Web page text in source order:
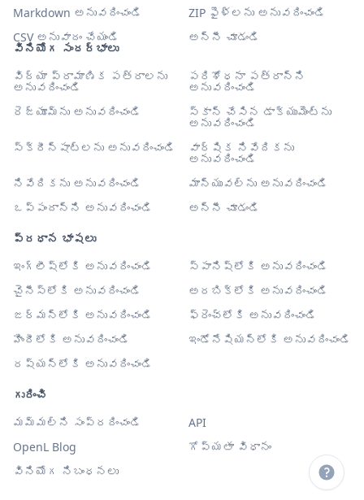
వినియోగ సందర్భాలు
విద్యా ప్రామాణిక పత్రాలను
అనువదించండి
పరిశోధనా పత్రాన్ని
అనువదించండి
రెజ్యూమ్‌ను అనువదించండి
స్కాన్ చేసిన డాక్యుమెంట్‌ను
అనువదించండి
స్క్రీన్‌షాట్‌లను అనువదించండి
వార్షిక నివేదికను
అనువదించండి
నివేదికను అనువదించండి
మాన్యువల్‌ను అనువదించండి
ఒప్పందాన్ని అనువదించండి
అన్నీ చూడండి
ప్రధాన భాషలు
ఇంగ్లీష్‌లోకి అనువదించండి
స్పానిష్‌లోకి అనువదించండి
చైనీస్‌లోకి అనువదించండి
అరబిక్‌లోకి అనువదించండి
జర్మన్‌లోకి అనువదించండి
ఫ్రెంచ్‌లోకి అనువదించండి
హిందీలోకి అనువదించండి
ఇండోనేషియన్‌లోకి అనువదించండి
రష్యన్‌లోకి అనువదించండి
Markdown అనువదించండి
ZIP ఫైళ్లను అనువదించండి
CSV అనువాదం చేయండి
అన్నీ చూడండి
గురించి
మమ్మల్ని సంప్రదించండి
API
OpenL Blog
గోప్యతా విధానం
వినియోగ నిబంధనలు